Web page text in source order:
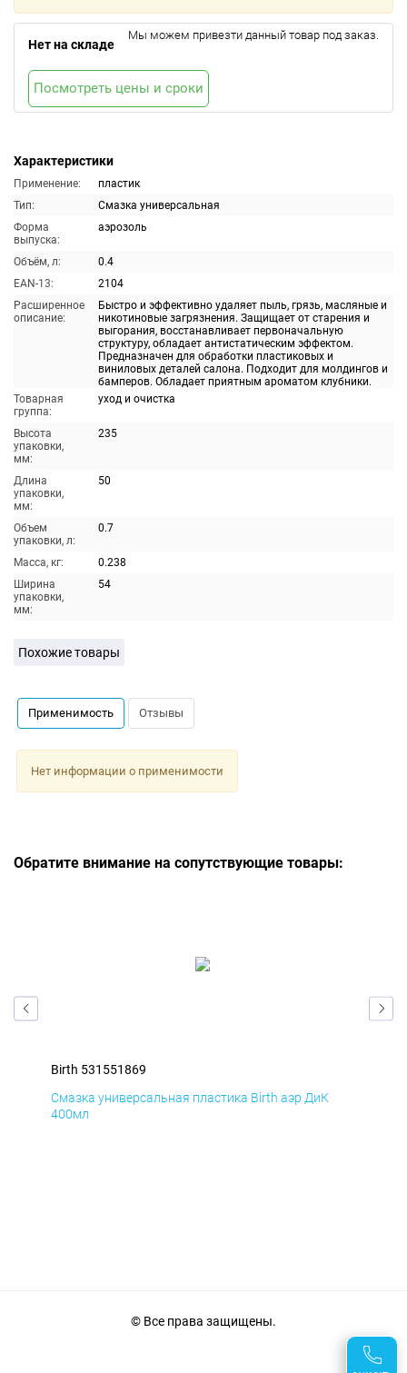
Характеристики
Применение:
пластик
Тип:
Смазка универсальная
Форма
выпуска:
аэрозоль
Объём, л:
0.4
EAN-13:
2104
Расширенное
описание:
Быстро и эффективно удаляет пыль, грязь, масляные и
никотиновые загрязнения. Защищает от старения и
выгорания, восстанавливает первоначальную
структуру, обладает антистатическим эффектом.
Предназначен для обработки пластиковых и
виниловых деталей салона. Подходит для молдингов и
бамперов. Обладает приятным ароматом клубники.
Товарная
группа:
уход и очистка
Высота
упаковки,
мм:
235
Длина
упаковки,
мм:
50
Объем
упаковки, л:
0.7
Масса, кг:
0.238
Ширина
упаковки,
мм:
54
Нет на складе
Мы можем привезти данный товар под заказ.
Посмотреть цены и сроки
Похожие товары
Применимость Отзывы
Нет информации о применимости
Обратите внимание на сопутствующие товары:
Birth 531551869
Смазка универсальная пластика Birth аэр ДиК
400мл
© Все права защищены.